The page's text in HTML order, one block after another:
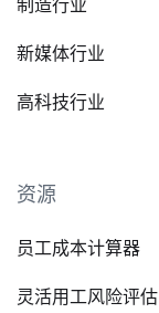
制造行业
新媒体行业
高科技行业
资源
员工成本计算器
灵活用工风险评估